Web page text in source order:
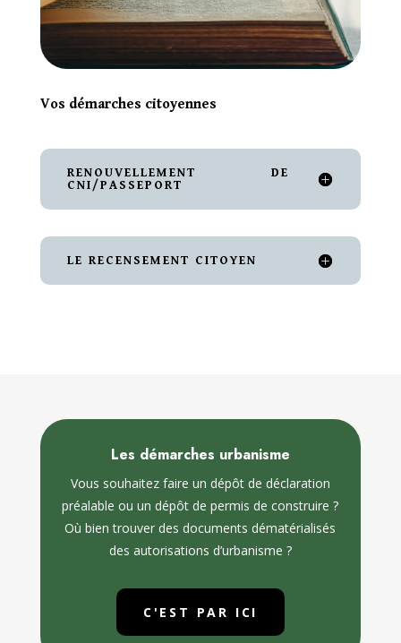
Vos démarches citoyennes
RENOUVELLEMENT DE
CNI/PASSEPORT
LE RECENSEMENT CITOYEN
Les démarches urbanisme
Vous souhaitez faire un dépôt de déclaration
préalable ou un dépôt de permis de construire ?
Où bien trouver des documents dématérialisés
des autorisations d’urbanisme ?
C'EST PAR ICI